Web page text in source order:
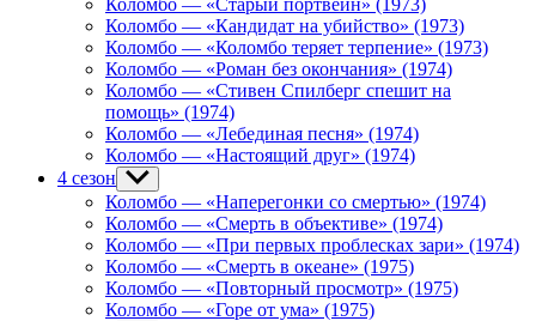
Коломбо — «Старый портвейн» (1973)
Коломбо — «Кандидат на убийство» (1973)
Коломбо — «Коломбо теряет терпение» (1973)
Коломбо — «Роман без окончания» (1974)
Коломбо — «Стивен Спилберг спешит на
помощь» (1974)
Коломбо — «Лебединая песня» (1974)
Коломбо — «Настоящий друг» (1974)
4 сезон Show
sub
menu
Коломбо — «Наперегонки со смертью» (1974)
Коломбо — «Смерть в объективе» (1974)
Коломбо — «При первых проблесках зари» (1974)
Коломбо — «Смерть в океане» (1975)
Коломбо — «Повторный просмотр» (1975)
Коломбо — «Горе от ума» (1975)